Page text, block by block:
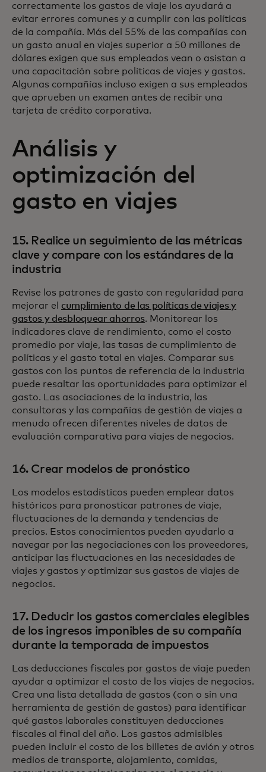
correctamente los gastos de viaje los ayudará a
evitar errores comunes y a cumplir con las políticas
de la compañía. Más del 55% de las compañías con
un gasto anual en viajes superior a 50 millones de
dólares exigen que sus empleados vean o asistan a
una capacitación sobre políticas de viajes y gastos.
Algunas compañías incluso exigen a sus empleados
que aprueben un examen antes de recibir una
tarjeta de crédito corporativa.
Análisis y
optimización del
gasto en viajes
15. Realice un seguimiento de las métricas
clave y compare con los estándares de la
industria
Revise los patrones de gasto con regularidad para
mejorar el cumplimiento de las políticas de viajes y
gastos y desbloquear ahorros. Monitorear los
indicadores clave de rendimiento, como el costo
promedio por viaje, las tasas de cumplimiento de
políticas y el gasto total en viajes. Comparar sus
gastos con los puntos de referencia de la industria
puede resaltar las oportunidades para optimizar el
gasto. Las asociaciones de la industria, las
consultoras y las compañías de gestión de viajes a
menudo ofrecen diferentes niveles de datos de
evaluación comparativa para viajes de negocios.
16. Crear modelos de pronóstico
Los modelos estadísticos pueden emplear datos
históricos para pronosticar patrones de viaje,
fluctuaciones de la demanda y tendencias de
precios. Estos conocimientos pueden ayudarlo a
navegar por las negociaciones con los proveedores,
anticipar las fluctuaciones en las necesidades de
viajes y gastos y optimizar sus gastos de viajes de
negocios.
17. Deducir los gastos comerciales elegibles
de los ingresos imponibles de su compañía
durante la temporada de impuestos
Las deducciones fiscales por gastos de viaje pueden
ayudar a optimizar el costo de los viajes de negocios.
Crea una lista detallada de gastos (con o sin una
herramienta de gestión de gastos) para identificar
qué gastos laborales constituyen deducciones
fiscales al final del año. Los gastos admisibles
pueden incluir el costo de los billetes de avión y otros
medios de transporte, alojamiento, comidas,